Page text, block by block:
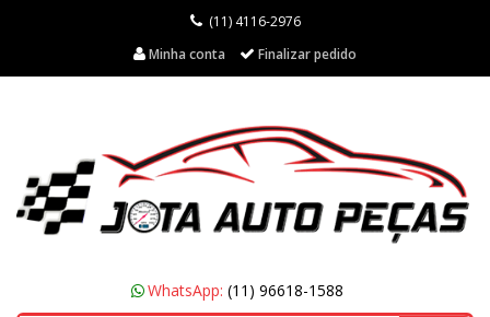
(11) 4116-2976
Minha conta
Finalizar pedido
WhatsApp: (11) 96618-1588